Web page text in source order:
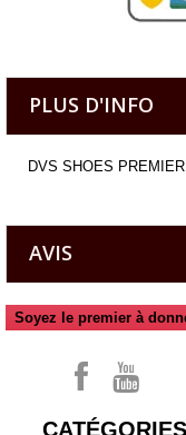
PLUS D'INFO
DVS SHOES
AVIS
Soyez le premier à
CATÉGORIES